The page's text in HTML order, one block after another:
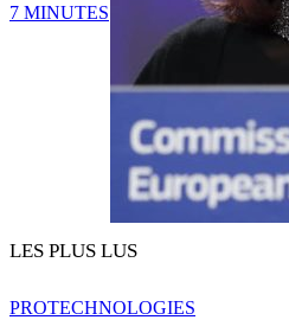
7 MINUTES
LES PLUS LUS
PROTECHNOLOGIES